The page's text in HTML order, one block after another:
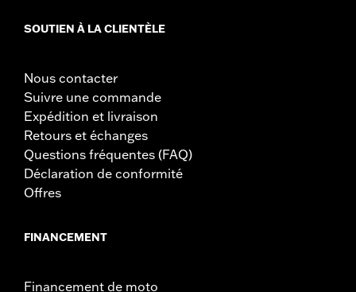
SOUTIEN À LA CLIENTÈLE
Nous contacter
Suivre une commande
Expédition et livraison
Retours et échanges
Questions fréquentes (FAQ)
Déclaration de conformité
Offres
FINANCEMENT
Financement de moto